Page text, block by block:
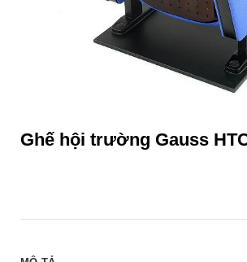
Ghế hội trường Gauss